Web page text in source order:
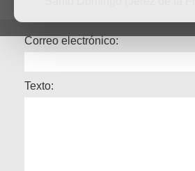
Correo electrónico:
Texto: